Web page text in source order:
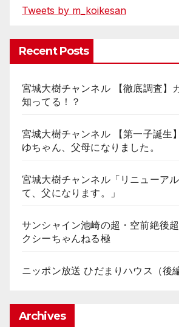
Tweets by m_koikesan
Recent Posts
宮城大樹チャンネル 【徹底調査】
知ってる！？
宮城大樹チャンネル 【第一子誕生
ゆちゃん、父母になりました。
宮城大樹チャンネル「リニューア
て、父になります。」
サンシャイン池崎の超・空前絶後
クシーちゃんねる極
ニッポン放送 ひだまりハウス（後編
Archives